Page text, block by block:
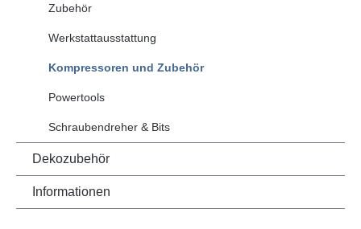
Zubehör
Werkstattausstattung
Kompressoren und Zubehör
Powertools
Schraubendreher & Bits
Dekozubehör
Informationen